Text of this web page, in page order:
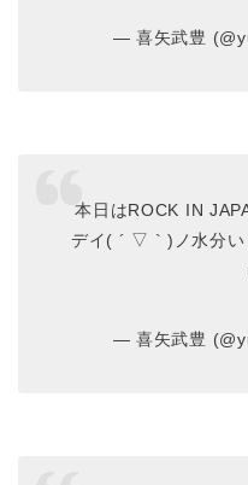
— 喜矢武豊
本日はROCK IN
デイ( ´ ▽ ` )ノ水分い
— 喜矢武豊